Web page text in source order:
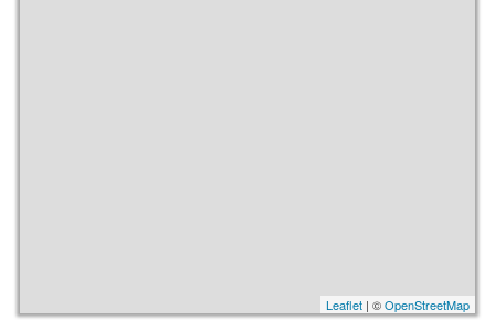
Leaflet | ©OpenStreetMap